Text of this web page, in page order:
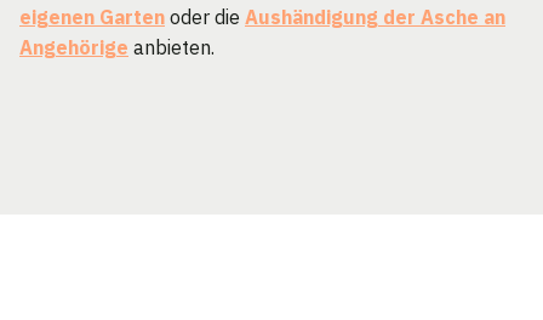
eigenen Garten oder die Aushändigung der Asche an
Angehörige anbieten.